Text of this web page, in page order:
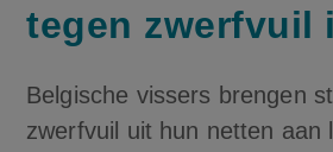
tegen zwerfvuil
Belgische vissers brengen
zwerfvuil uit hun netten aan